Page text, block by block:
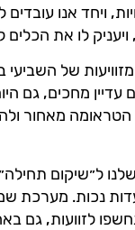
ויחד אנו
לו את הכלים
של
עדיין מחכים, גם
מאחור
ל״שיקום
נכות. מערכת
לזוועות, גם